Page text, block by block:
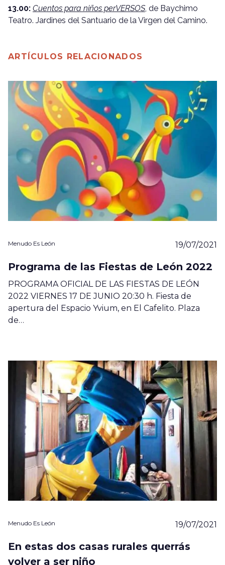
13.00: Cuentos para niños perVERSOS, de Baychimo
Teatro. Jardines del Santuario de la Virgen del Camino.
ARTÍCULOS RELACIONADOS
Menudo Es León 19/07/2021
Programa de las Fiestas de León 2022
PROGRAMA OFICIAL DE LAS FIESTAS DE LEÓN
2022 VIERNES 17 DE JUNIO 20:30 h. Fiesta de
apertura del Espacio Yvium, en El Cafelito. Plaza
de…
Menudo Es León 19/07/2021
En estas dos casas rurales querrás
volver a ser niño